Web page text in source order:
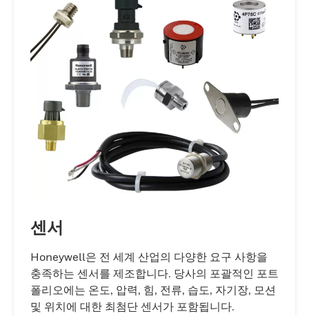
센서
Honeywell은 전 세계 산업의 다양한 요구 사항을
충족하는 센서를 제조합니다. 당사의 포괄적인 포트
폴리오에는 온도, 압력, 힘, 전류, 습도, 자기장, 모션
및 위치에 대한 최첨단 센서가 포함됩니다.